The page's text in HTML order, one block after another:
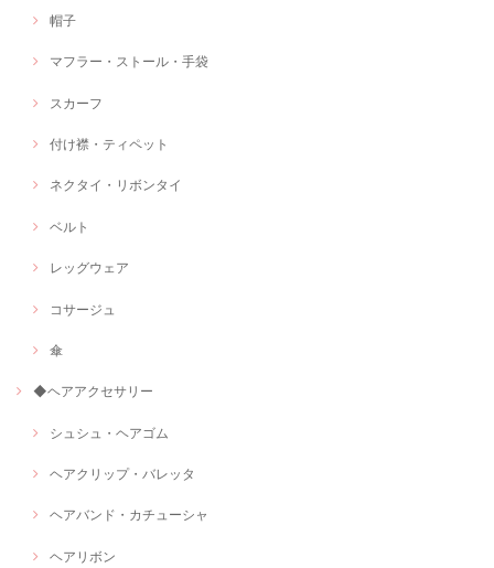
帽子
マフラー・ストール・手袋
スカーフ
付け襟・ティペット
ネクタイ・リボンタイ
ベルト
レッグウェア
コサージュ
傘
◆ヘアアクセサリー
シュシュ・ヘアゴム
ヘアクリップ・バレッタ
ヘアバンド・カチューシャ
ヘアリボン